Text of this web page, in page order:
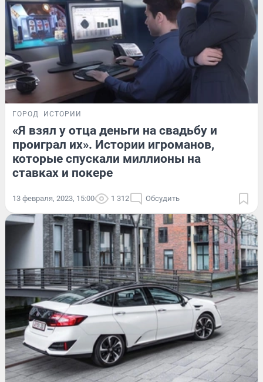
ГОРОД ИСТОРИИ
«Я взял у отца деньги на свадьбу и
проиграл их». Истории игроманов,
которые спускали миллионы на
ставках и покере
13 февраля, 2023, 15:00 1 312 Обсудить